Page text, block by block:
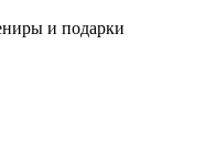
и подарки